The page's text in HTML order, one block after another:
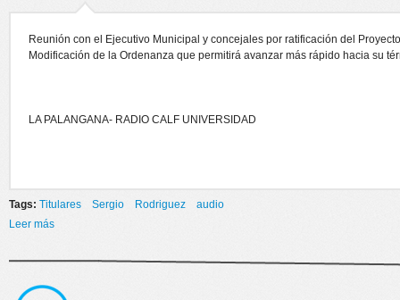
Reunión con el Ejecutivo Municipal y concejales por ratificación del
Modificación de la Ordenanza que permitirá avanzar más rápido hacia su
LA PALANGANA- RADIO CALF UNIVERSIDAD
Tags: Titulares Sergio Rodriguez
audio
Leer más